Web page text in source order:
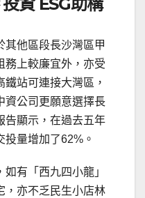
資 ESG助構
其他區段長沙灣區甲
務上較廉宜外，亦受
站可連接大灣區，
資公司更願意選擇長
告顯示，在過去五年
量增加了62%。
有「西九四小龍」
，亦不乏民生小店林